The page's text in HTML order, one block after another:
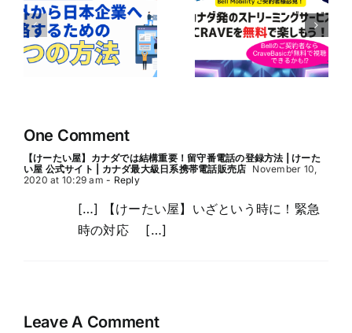
Bell Mobilityユ
ーザー必見！
CraveのBasicプ
ランが無料で楽
しめるかも！？
【Bell契約者は1
年間無料！】
Perplexity Pro
AIの利用ガイド
One Comment
【けーたい屋】カナダでは結構重要！留守番電話の登録方法 | けーた
い屋 公式サイト | カナダ最大級日系携帯電話販売店 November 10,
2020 at 10:29 am - Reply
[…] 【けーたい屋】いざという時に！緊急
時の対応 […]
Leave A Comment